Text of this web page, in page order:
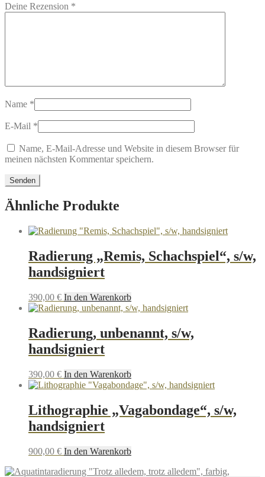
Deine Rezension *
Name *
E-Mail *
Name, E-Mail-Adresse und Website in diesem Browser für
meinen nächsten Kommentar speichern.
Ähnliche Produkte
Radierung „Remis, Schachspiel“, s/w,
handsigniert
390,00 € In den Warenkorb
Radierung, unbenannt, s/w,
handsigniert
390,00 € In den Warenkorb
Lithographie „Vagabondage“, s/w,
handsigniert
900,00 € In den Warenkorb